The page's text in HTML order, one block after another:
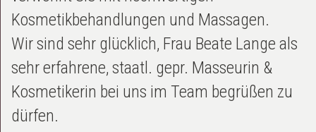
Kosmetikbehandlungen und Massagen.
Wir sind sehr glücklich, Frau Beate Lange als
sehr erfahrene, staatl. gepr. Masseurin &
Kosmetikerin bei uns im Team begrüßen zu
dürfen.